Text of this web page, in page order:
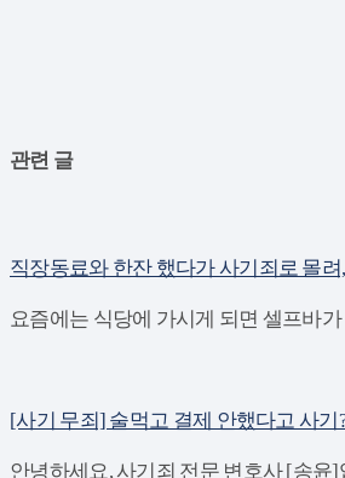
관련 글
직장동료와 한잔 했다가 사기죄로 몰려
요즘에는 식당에 가시게 되면 셀프바
[사기 무죄] 술먹고 결제 안했다고 사기
안녕하세요, 사기죄 전문 변호사 [송